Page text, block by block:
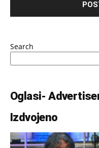
Search
Oglasi-
Izdvojeno